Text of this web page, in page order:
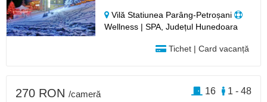
Vilă Statiunea Parâng-Petroșani
Wellness | SPA, Județul Hunedoara
Tichet | Card vacanță
270 RON /cameră 1 - 48
16